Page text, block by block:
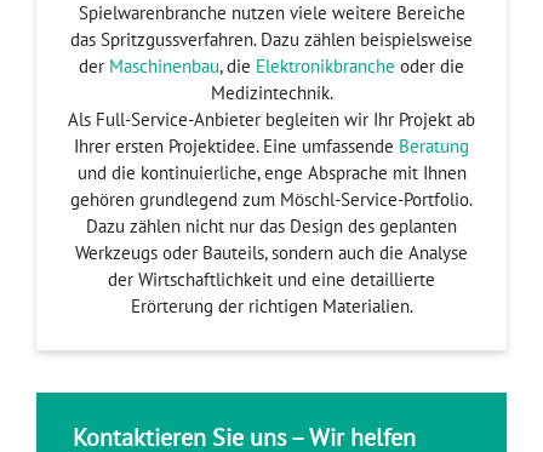
Spielwarenbranche nutzen viele weitere Bereiche
das Spritzgussverfahren. Dazu zählen beispielsweise
der Maschinenbau, die Elektronikbranche oder die
Medizintechnik.
Als Full-Service-Anbieter begleiten wir Ihr Projekt ab
Ihrer ersten Projektidee. Eine umfassende Beratung
und die kontinuierliche, enge Absprache mit Ihnen
gehören grundlegend zum Möschl-Service-Portfolio.
Dazu zählen nicht nur das Design des geplanten
Werkzeugs oder Bauteils, sondern auch die Analyse
der Wirtschaftlichkeit und eine detaillierte
Erörterung der richtigen Materialien.
Kontaktieren Sie uns – Wir helfen